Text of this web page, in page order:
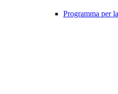
Programma per